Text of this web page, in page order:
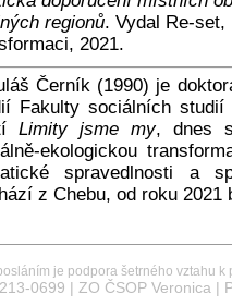
regionů. Vydal Re-
2021.
Černík (1990) je
Fakulty sociálních
Limity jsme my, dnes
ekologickou
spravedlnosti a
z Chebu, od roku
je podpora šetrného vztahu
0699 | ZO ČSOP Veronica |